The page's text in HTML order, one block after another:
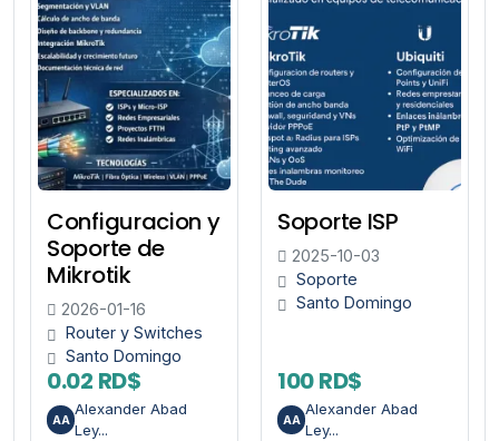
Configuracion y
Soporte de
Mikrotik
2026-01-16
Router y Switches
Santo Domingo
0.02 RD$
AA
Alexander Abad
Ley...
Soporte ISP
2025-10-03
Soporte
Santo Domingo
100 RD$
AA
Alexander Abad
Ley...